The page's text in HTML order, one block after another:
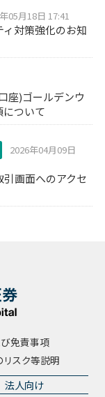
05月18日 17:41
対策強化のお知
座)ゴールデンウ
について
2026年04月09日
引画面へのアクセ
免責事項
スク等説明
法人向け